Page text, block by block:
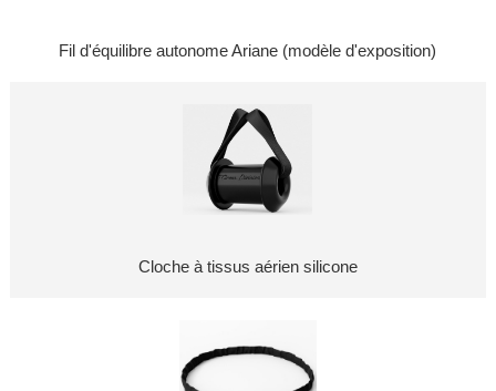
Fil d'équilibre autonome Ariane (modèle d'exposition)
Cloche à tissus aérien silicone